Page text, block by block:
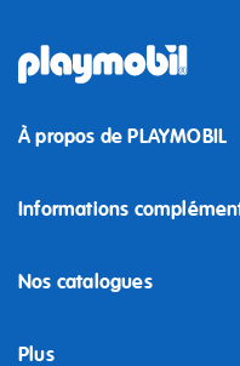
À propos de PLAYMOBIL
Informations
Nos catalogues
Plus